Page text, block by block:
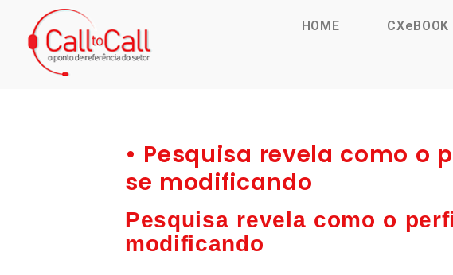
HOME
• Pesquisa revela como o
se modificando
Pesquisa revela como o
modificando